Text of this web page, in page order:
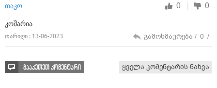
თაკო 0 0
კოშარია
თარიღი : 13-06-2023 გამოხმაურება / 0 /
გააკეთეთ კომენტარი ყველა კომენტარის ნახვა